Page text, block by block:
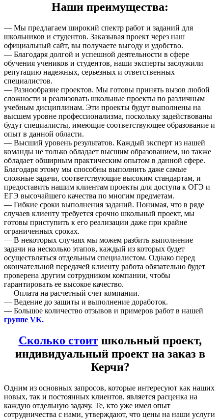
Наши преимущества:
— Мы предлагаем широкий спектр работ и заданий для
школьников и студентов. Заказывая проект через наш
официальный сайт, вы получаете выгоду и удобство.
— Благодаря долгой и успешной деятельности в сфере
обучения учеников и студентов, наши эксперты заслужили
репутацию надежных, серьезных и ответственных
специалистов.
— Разнообразие проектов. Мы готовы принять вызов любой
сложности и реализовать школьные проекты по различным
учебным дисциплинам. Эти проекты будут выполнены на
высшем уровне профессионализма, поскольку задействованы
будут специалисты, имеющие соответствующее образование и
опыт в данной области.
— Высший уровень результатов. Каждый эксперт из нашей
команды не только обладает высшим образованием, но также
обладает обширным практическим опытом в данной сфере.
Благодаря этому мы способны выполнить даже самые
сложные задачи, соответствующие высоким стандартам, и
предоставить нашим клиентам проекты для доступа к ОГЭ и
ЕГЭ высочайшего качества по многим предметам.
— Гибкие сроки выполнения заданий. Понимая, что в ряде
случаев клиенту требуется срочно школьный проект, мы
готовы приступить к его реализации даже при крайне
ограниченных сроках.
— В некоторых случаях мы можем разбить выполнение
задачи на несколько этапов, каждый из которых будет
осуществляться отдельным специалистом. Однако перед
окончательной передачей клиенту работа обязательно будет
проверена другим сотрудником компании, чтобы
гарантировать ее высокое качество.
— Оплата на расчетный счет компании.
— Ведение до защиты и выполнение доработок.
— Большое количество отзывов и примеров работ в нашей
группе VK.
Сколько стоитшкольный проект,
индивидуальный проект на заказ в
Керчи?
Одним из основных запросов, которые интересуют как наших
новых, так и постоянных клиентов, является расценка на
каждую отдельную задачу. Те, кто уже имел опыт
сотрудничества с нами, утверждают, что цены на наши услуги